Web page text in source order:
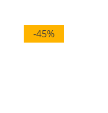
-45%